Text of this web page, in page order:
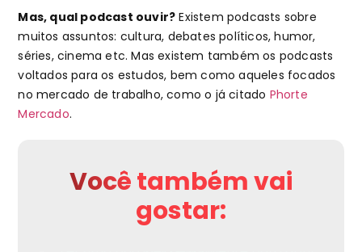
Mas, qual podcast ouvir? Existem podcasts sobre
muitos assuntos: cultura, debates políticos, humor,
séries, cinema etc. Mas existem também os podcasts
voltados para os estudos, bem como aqueles focados
no mercado de trabalho, como o já citado Phorte
Mercado.
Você também vai
gostar: